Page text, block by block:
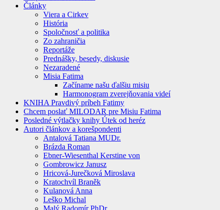
Články
Viera a Cirkev
História
Spoločnosť a politika
Zo zahraničia
Reportáže
Prednášky, besedy, diskusie
Nezaradené
Misia Fatima
Začíname našu ďalšiu misiu
Harmonogram zverejňovania videí
KNIHA Pravdivý príbeh Fatimy
Chcem poslať MILODAR pre Misiu Fatima
Posledné výtlačky knihy Útek od heréz
Autori článkov a korešpondenti
Antalová Tatiana MUDr.
Brázda Roman
Ebner-Wiesenthal Kerstine von
Gombrowicz Janusz
Hricová-Jurečková Miroslava
Kratochvíl Braněk
Kulanová Anna
Leško Michal